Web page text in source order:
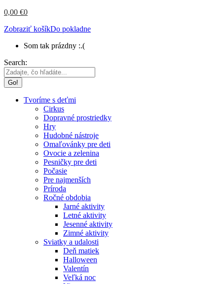
0,00 €0
Zobraziť košíkDo pokladne
Som tak prázdny :.(
Search:
Tvoríme s deťmi
Cirkus
Dopravné prostriedky
Hry
Hudobné nástroje
Omaľovánky pre deti
Ovocie a zelenina
Pesničky pre deti
Počasie
Pre najmenších
Príroda
Ročné obdobia
Jarné aktivity
Letné aktivity
Jesenné aktivity
Zimné aktivity
Sviatky a udalosti
Deň matiek
Halloween
Valentín
Veľká noc